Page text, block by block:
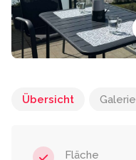
Übersicht Galerie
Fläche